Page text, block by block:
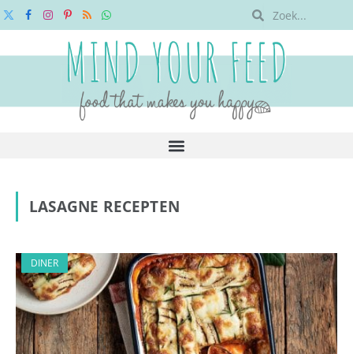
X
FacebookInstagram
Pinterest
RSSWhatsApp
LASAGNE RECEPTEN
DINER